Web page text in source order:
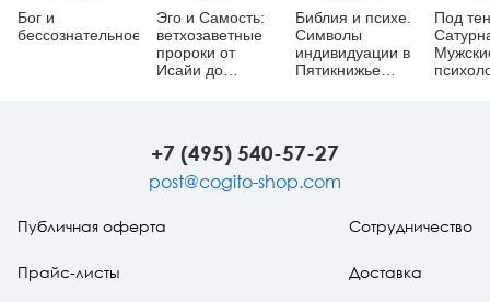
Бог и
бессознательное
Эго и Самость:
ветхозаветные
пророки от
Исайи до
Библия и психе.
Символы
индивидуации в
Пятикнижье
Под
+7 (495) 540-57-27
post@cogito-shop.com
Публичная оферта
Прайс-листы
Сотрудничество
Доставка